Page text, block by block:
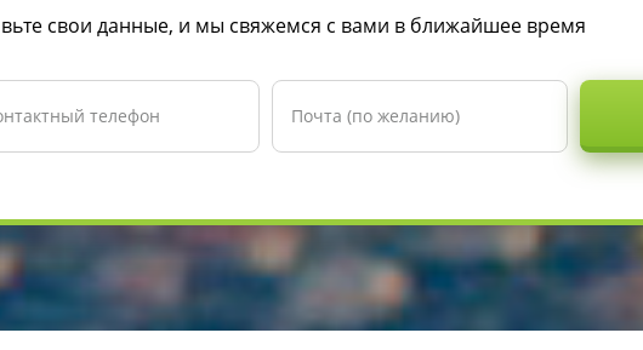
свои данные, и мы свяжемся с вами в ближайшее время